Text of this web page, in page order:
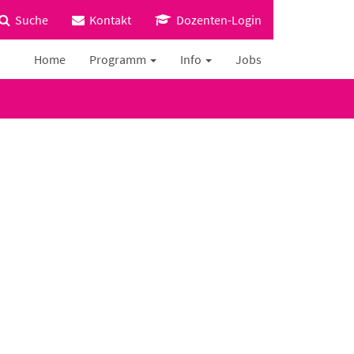
Suche Kontakt Dozenten-Login
Home Programm Info Jobs